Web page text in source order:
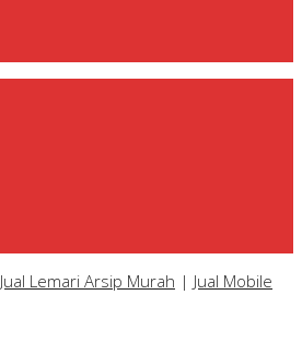
Jual Lemari Arsip Murah | Jual Mobile